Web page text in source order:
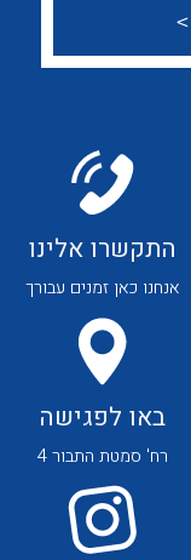
לכל מוצרי היצרן
לכל מוצרי היצרן
התקשרו אלינו
אנחנו כאן זמנים עבורך
באו לפגישה
רח' סמטת התבור 4